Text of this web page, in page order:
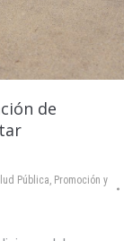
de
Pública, Promoción y